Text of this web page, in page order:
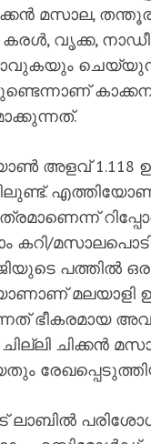
മസാല,
വൃക്ക,
അളവ് 1.118
കറി/
പത്തില്‍
മലയാളി
ഭീകരമായ
ചിക്കന്‍
ലാബില്‍